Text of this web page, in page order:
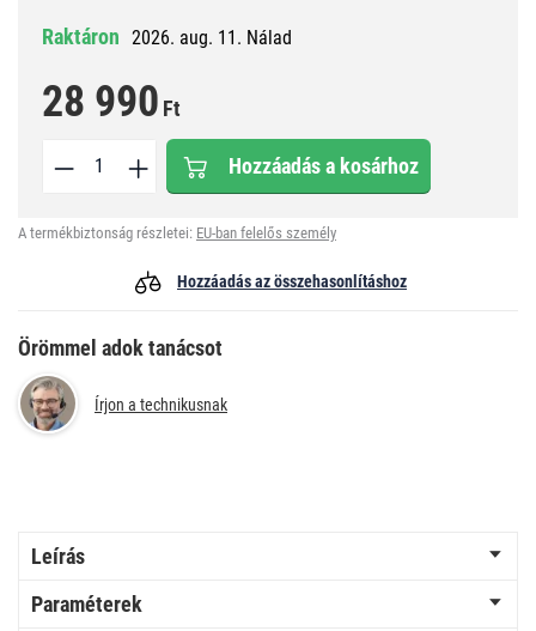
Raktáron 2026. aug. 11. Nálad
28 990 Ft
Hozzáadás a kosárhoz
A termékbiztonság részletei: EU-ban felelős személy
Hozzáadás az összehasonlításhoz
Örömmel adok tanácsot
Írjon a technikusnak
Leírás
Paraméterek